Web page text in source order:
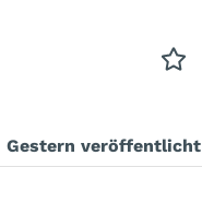
Gestern veröffentlicht